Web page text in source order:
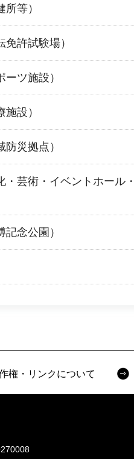
等）
許試験場）
ツ施設）
設）
災拠点）
芸術・イベントホール・
念公園）
権・リンクについて